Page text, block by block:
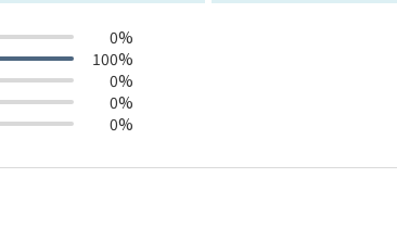
0%
100%
0%
0%
0%